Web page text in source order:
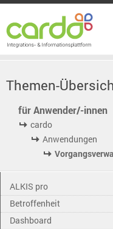
Themen-
für Anwender/-innen
cardo
Anwendungen
ALKIS pro
Betroffenheit
Dashboard